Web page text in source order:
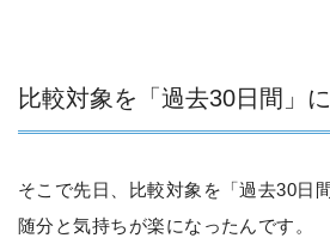
比較対象を「過去30日間」
そこで先日、比較対象を「過去30日
随分と気持ちが楽になったんです。